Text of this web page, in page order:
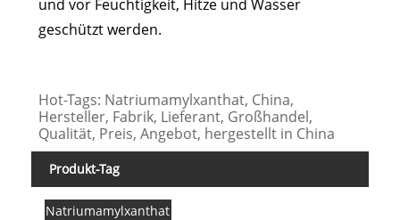
und vor Feuchtigkeit, Hitze und Wasser
geschützt werden.
Hot-Tags: Natriumamylxanthat, China,
Hersteller, Fabrik, Lieferant, Großhandel,
Qualität, Preis, Angebot, hergestellt in China
Produkt-Tag
Natriumamylxanthat